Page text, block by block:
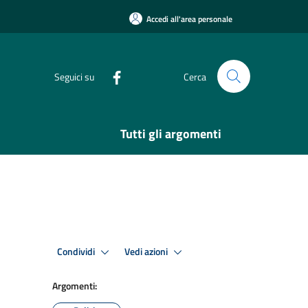
Accedi all'area personale
Seguici su Cerca
Tutti gli argomenti
Condividi Vedi azioni
Argomenti: